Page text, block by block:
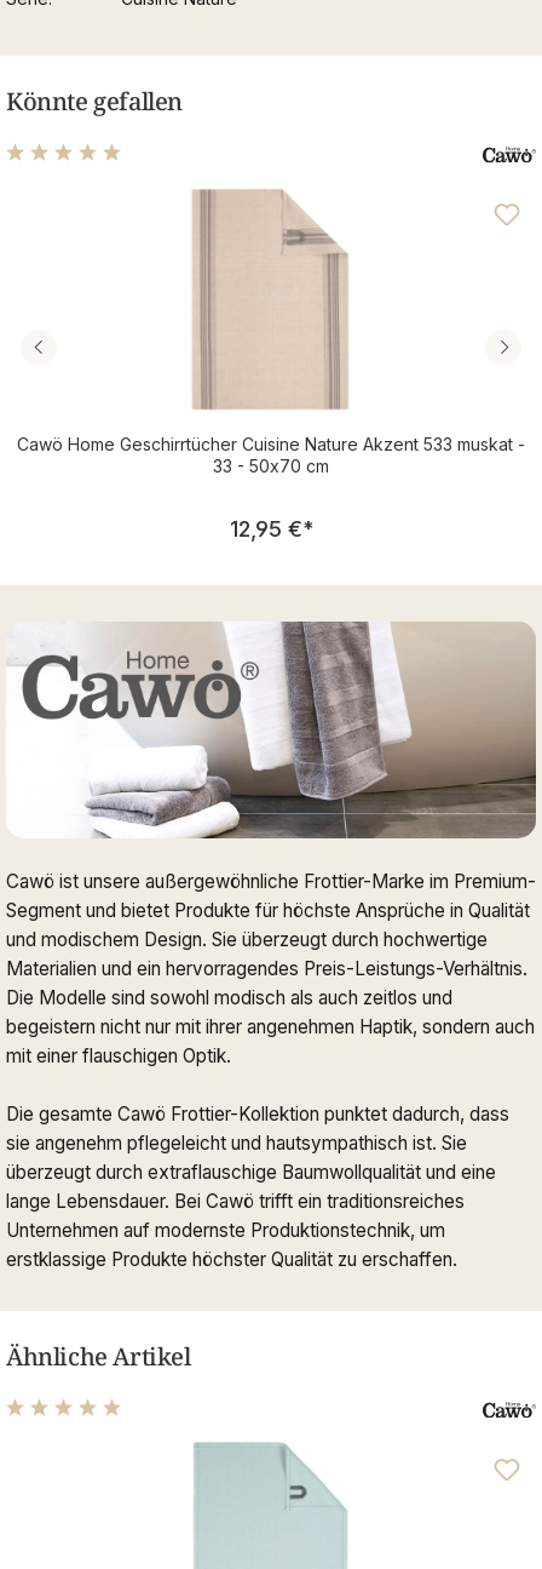
Könnte gefallen
Cawö Home Geschirrtücher Cuisine Nature Akzent 533 muskat -
33 - 50x70 cm
Regulärer Preis:
12,95 €*
Cawö ist unsere außergewöhnliche Frottier-Marke im Premium-
Segment und bietet Produkte für höchste Ansprüche in Qualität
und modischem Design. Sie überzeugt durch hochwertige
Materialien und ein hervorragendes Preis-Leistungs-Verhältnis.
Die Modelle sind sowohl modisch als auch zeitlos und
begeistern nicht nur mit ihrer angenehmen Haptik, sondern auch
mit einer flauschigen Optik.
Die gesamte Cawö Frottier-Kollektion punktet dadurch, dass
sie angenehm pflegeleicht und hautsympathisch ist. Sie
überzeugt durch extraflauschige Baumwollqualität und eine
lange Lebensdauer. Bei Cawö trifft ein traditionsreiches
Unternehmen auf modernste Produktionstechnik, um
erstklassige Produkte höchster Qualität zu erschaffen.
Ähnliche Artikel
Durchschnittliche Bewertung von 5 von 5 Sternen